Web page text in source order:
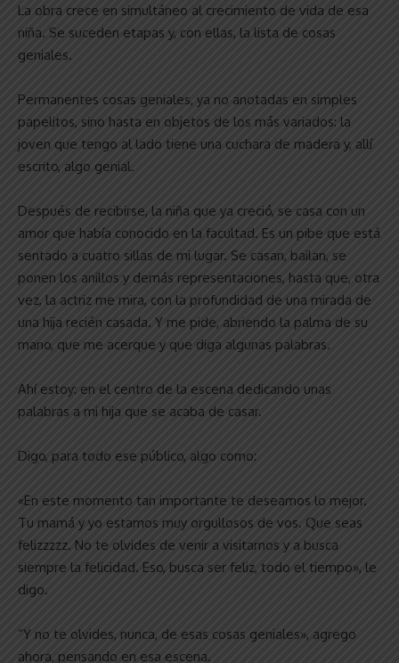
La obra crece en simultáneo al crecimiento de vida de esa
niña. Se suceden etapas y, con ellas, la lista de cosas
geniales.
Permanentes cosas geniales, ya no anotadas en simples
papelitos, sino hasta en objetos de los más variados: la
joven que tengo al lado tiene una cuchara de madera y, allí
escrito, algo genial.
Después de recibirse, la niña que ya creció, se casa con un
amor que había conocido en la facultad. Es un pibe que está
sentado a cuatro sillas de mi lugar. Se casan, bailan, se
ponen los anillos y demás representaciones, hasta que, otra
vez, la actriz me mira, con la profundidad de una mirada de
una hija recién casada. Y me pide, abriendo la palma de su
mano, que me acerque y que diga algunas palabras.
Ahí estoy: en el centro de la escena dedicando unas
palabras a mi hija que se acaba de casar.
Digo, para todo ese público, algo como:
«En este momento tan importante te deseamos lo mejor.
Tu mamá y yo estamos muy orgullosos de vos. Que seas
felizzzzz. No te olvides de venir a visitarnos y a busca
siempre la felicidad. Eso, busca ser feliz, todo el tiempo», le
digo.
“Y no te olvides, nunca, de esas cosas geniales», agrego
ahora, pensando en esa escena.